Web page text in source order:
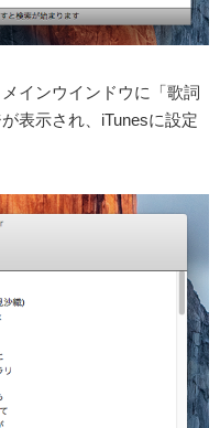
インウインドウに「歌詞
表示され、iTunesに設定